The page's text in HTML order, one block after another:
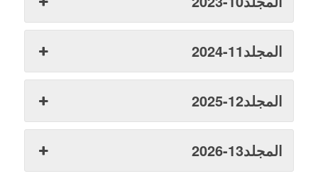
المجلد11-2024
المجلد12-2025
المجلد13-2026